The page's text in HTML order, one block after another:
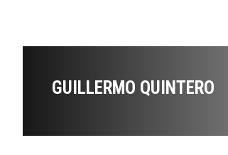
GUILLERMO QUINTERO